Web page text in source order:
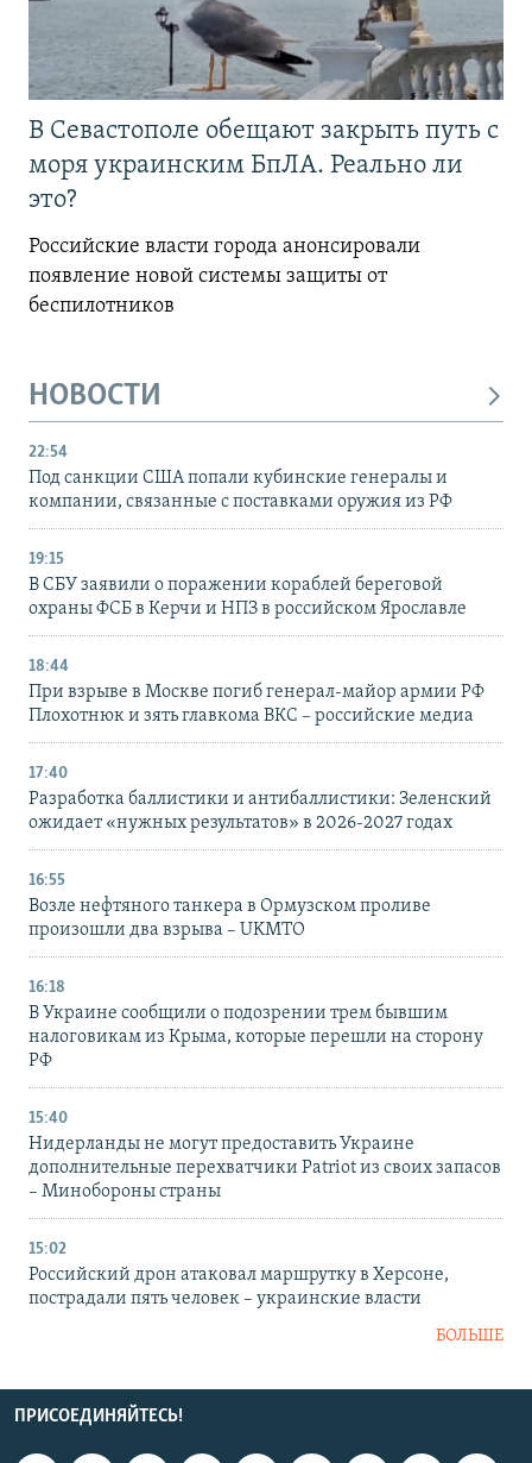
В Севастополе обещают закрыть путь с
моря украинским БпЛА. Реально ли
это?
Российские власти города анонсировали
появление новой системы защиты от
беспилотников
НОВОСТИ
22:54
Под санкции США попали кубинские генералы и
компании, связанные с поставками оружия из РФ
19:15
В СБУ заявили о поражении кораблей береговой
охраны ФСБ в Керчи и НПЗ в российском Ярославле
18:44
При взрыве в Москве погиб генерал-майор армии РФ
Плохотнюк и зять главкома ВКС – российские медиа
17:40
Разработка баллистики и антибаллистики: Зеленский
ожидает «нужных результатов» в 2026-2027 годах
16:55
Возле нефтяного танкера в Ормузском проливе
произошли два взрыва – UKMTO
16:18
В Украине сообщили о подозрении трем бывшим
налоговикам из Крыма, которые перешли на сторону
РФ
15:40
Нидерланды не могут предоставить Украине
дополнительные перехватчики Patriot из своих запасов
– Минобороны страны
15:02
Российский дрон атаковал маршрутку в Херсоне,
пострадали пять человек – украинские власти
БОЛЬШЕ
ПРИСОЕДИНЯЙТЕСЬ!